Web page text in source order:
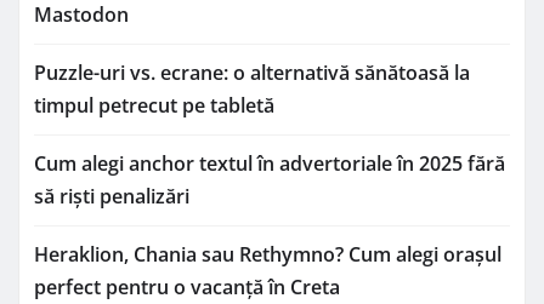
Mastodon
Puzzle-uri vs. ecrane: o alternativă sănătoasă la
timpul petrecut pe tabletă
Cum alegi anchor textul în advertoriale în 2025 fără
să riști penalizări
Heraklion, Chania sau Rethymno? Cum alegi orașul
perfect pentru o vacanță în Creta